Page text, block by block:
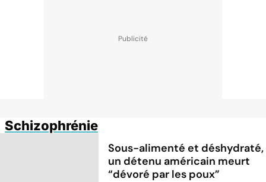
Schizophrénie
Sous-alimenté et déshydraté,
un détenu américain meurt
“dévoré par les poux”